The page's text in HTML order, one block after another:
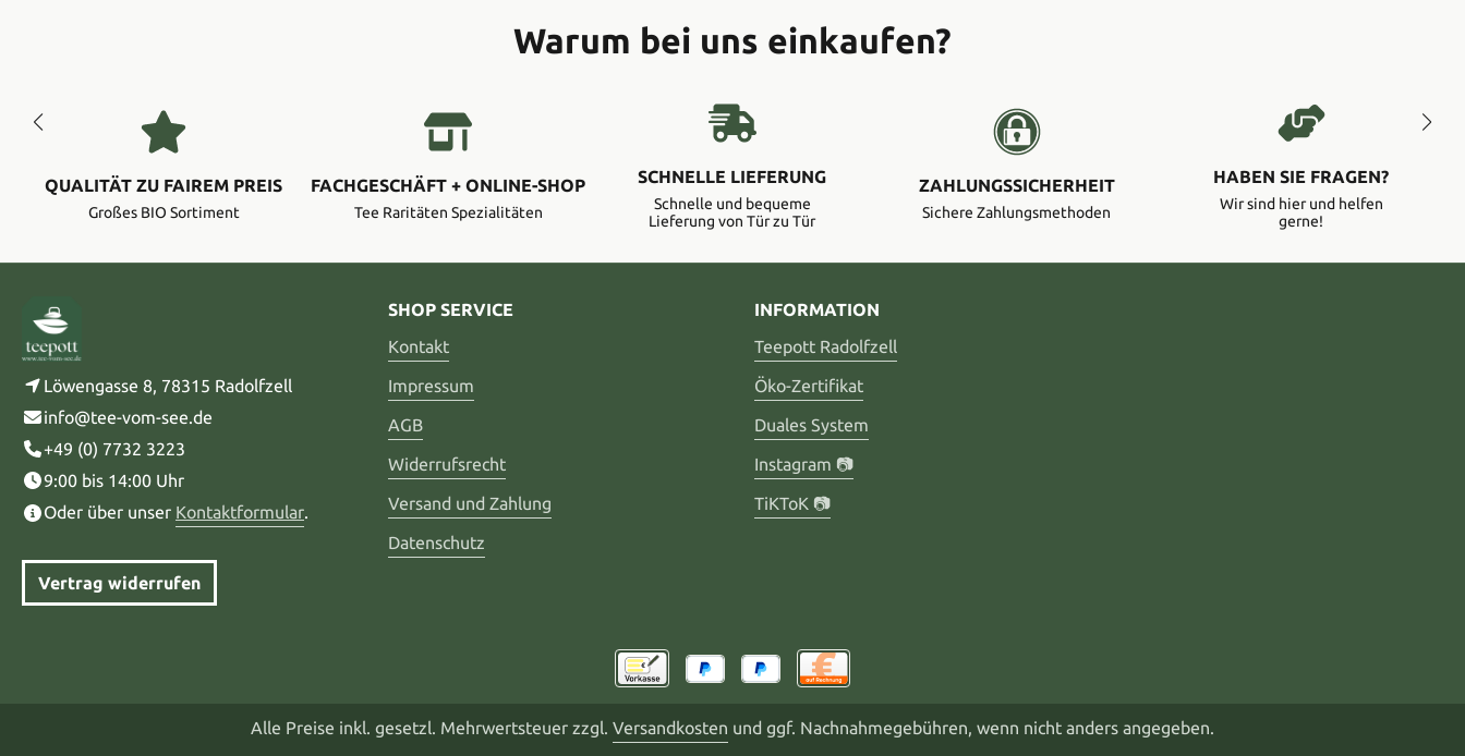
Warum bei uns einkaufen?
QUALITÄT ZU FAIREM PREIS
Großes BIO Sortiment
FACHGESCHÄFT + ONLINE-SHOP
Tee Raritäten Spezialitäten
SCHNELLE LIEFERUNG
Schnelle und bequeme
Lieferung von Tür zu Tür
ZAHLUNGSSICHERHEIT
Sichere Zahlungsmethoden
HABEN SIE FRAGEN?
Wir sind hier und helfen
gerne!
Löwengasse 8, 78315 Radolfzell
info@tee-vom-see.de
+49 (0) 7732 3223
9:00 bis 14:00 Uhr
Oder über unser Kontaktformular.
Vertrag widerrufen
SHOP SERVICE
Kontakt
Impressum
AGB
Widerrufsrecht
Versand und Zahlung
Datenschutz
INFORMATION
Teepott Radolfzell
Öko-Zertifikat
Duales System
Instagram 📷
TiKToK 📷
Alle Preise inkl. gesetzl. Mehrwertsteuer zzgl. Versandkosten und ggf. Nachnahmegebühren, wenn nicht anders angegeben.